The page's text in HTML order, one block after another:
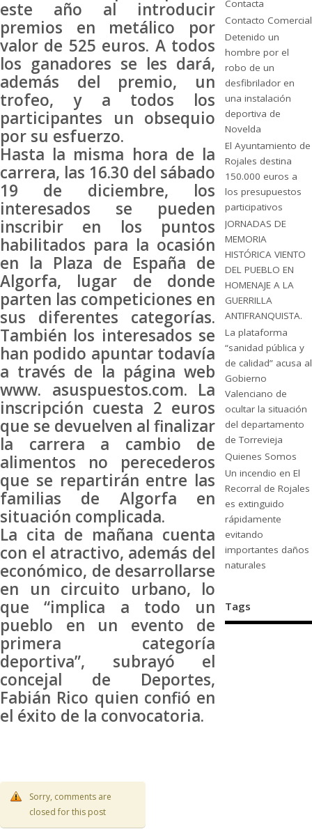
este año al introducir
premios en metálico por
valor de 525 euros. A todos
los ganadores se les dará,
además del premio, un
trofeo, y a todos los
participantes un obsequio
por su esfuerzo.
Hasta la misma hora de la
carrera, las 16.30 del sábado
19 de diciembre, los
interesados se pueden
inscribir en los puntos
habilitados para la ocasión
en la Plaza de España de
Algorfa, lugar de donde
parten las competiciones en
sus diferentes categorías.
También los interesados se
han podido apuntar todavía
a través de la página web
www. asuspuestos.com. La
inscripción cuesta 2 euros
que se devuelven al finalizar
la carrera a cambio de
alimentos no perecederos
que se repartirán entre las
familias de Algorfa en
situación complicada.
La cita de mañana cuenta
con el atractivo, además del
económico, de desarrollarse
en un circuito urbano, lo
que “implica a todo un
pueblo en un evento de
primera categoría
deportiva”, subrayó el
concejal de Deportes,
Fabián Rico quien confió en
el éxito de la convocatoria.
Sorry, comments are
closed for this post
Contacta
Contacto Comercial
Detenido un
hombre por el
robo de un
desfibrilador en
una instalación
deportiva de
Novelda
El Ayuntamiento de
Rojales destina
150.000 euros a
los presupuestos
participativos
JORNADAS DE
MEMORIA
HISTÓRICA VIENTO
DEL PUEBLO EN
HOMENAJE A LA
GUERRILLA
ANTIFRANQUISTA.
La plataforma
“sanidad pública y
de calidad” acusa al
Gobierno
Valenciano de
ocultar la situación
del departamento
de Torrevieja
Quienes Somos
Un incendio en El
Recorral de Rojales
es extinguido
rápidamente
evitando
importantes daños
naturales
Tags